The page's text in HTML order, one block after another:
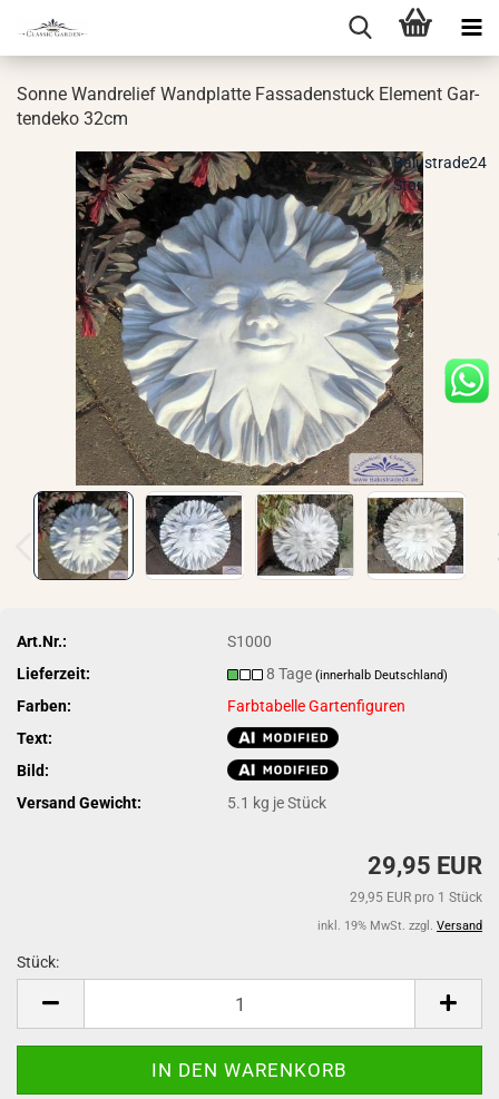
Sonne Wand­re­li­ef Wand­plat­te Fas­sa­den­stuck Ele­ment Gar­
ten­de­ko 32cm
Balustrade24
Stor
Art.Nr.:
S1000
Lieferzeit:
8 Tage(innerhalb Deutschland)
Farben:
Farbtabelle Gartenfiguren
Text:
Bild:
Versand Gewicht:
5.1 kg je Stück
29,95 EUR
29,95 EUR pro 1 Stück
inkl. 19% MwSt. zzgl. Versand
Stück: